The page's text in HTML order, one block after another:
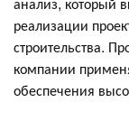
реализации
строительства.
компании
обеспечения